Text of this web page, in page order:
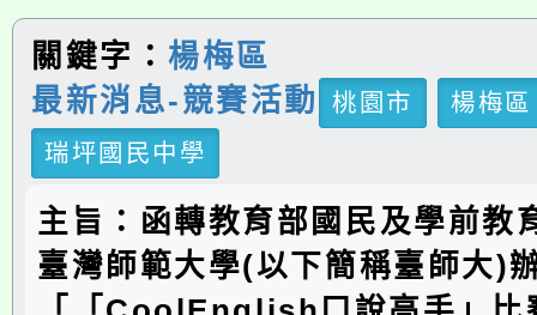
關鍵字： 楊梅區
最新消息-競賽活動
桃園市
楊梅區
瑞坪國民中學
主旨：函轉教育部國民及學前教
臺灣師範大學(以下簡稱臺師大)